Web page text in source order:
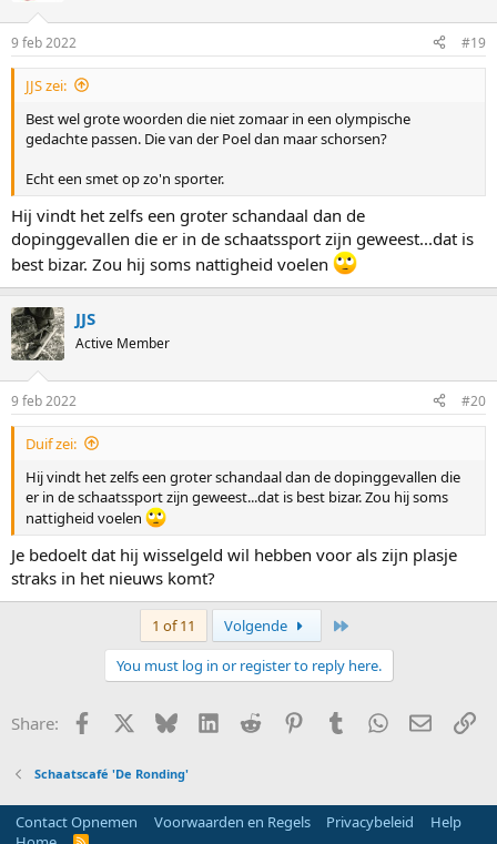
9 feb 2022 #19
JJS zei:
Best wel grote woorden die niet zomaar in een olympische
gedachte passen. Die van der Poel dan maar schorsen?
Echt een smet op zo'n sporter.
Hij vindt het zelfs een groter schandaal dan de
dopinggevallen die er in de schaatssport zijn geweest...dat is
best bizar. Zou hij soms nattigheid voelen
JJS
Active Member
9 feb 2022 #20
Duif zei:
Hij vindt het zelfs een groter schandaal dan de dopinggevallen die
er in de schaatssport zijn geweest...dat is best bizar. Zou hij soms
nattigheid voelen
Je bedoelt dat hij wisselgeld wil hebben voor als zijn plasje
straks in het nieuws komt?
1 of 11 Volgende
You must log in or register to reply here.
Share: Facebook Bluesky LinkedInReddit PinterestTumblrWhatsApp
E-mail
Schaatscafé 'De Ronding'
Contact Opnemen Voorwaarden en Regels Privacybeleid
Help
R